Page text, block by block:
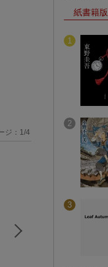
ジ： 1/4
紙書籍版
1
2
3